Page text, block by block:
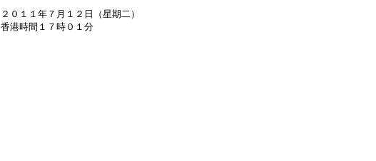
２０１１年７月１２日（星期二）
香港時間１７時０１分